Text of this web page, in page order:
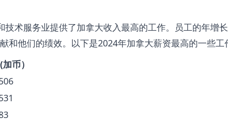
术服务业提供了加拿大收入最高的工作。员工的年增
和他们的绩效。以下是2024年加拿大薪资最高的一些工
币）